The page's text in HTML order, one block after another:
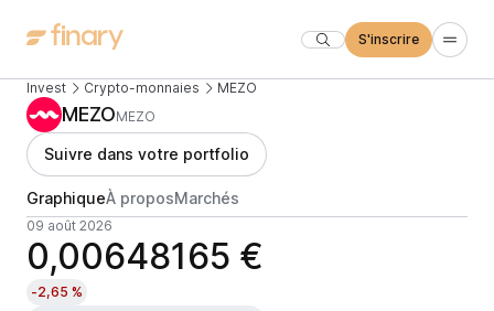
S'inscrire
Invest Crypto-monnaies MEZO
MEZOMEZO
Suivre dans votre portfolio
GraphiqueÀ proposMarchés
09 août 2026
0,00648165 €
-2,65 %